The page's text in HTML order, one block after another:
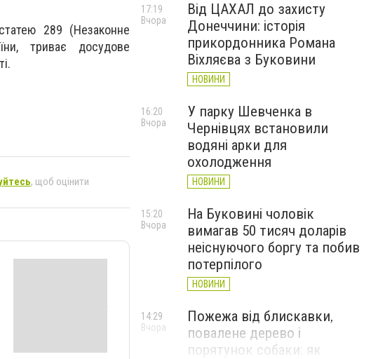
289 (Незаконне
триває досудове
, щоб оцінити
Від ЦАХАЛ до захисту
Донеччини: історія
прикордонника Романа
Віхляєва з Буковини
НОВИНИ
17:19
Вчора
У парку Шевченка в
Чернівцях встановили
водяні арки для
охолодження
НОВИНИ
16:20
Вчора
На Буковині чоловік
вимагав 50 тисяч доларів
неіснуючого боргу та побив
потерпілого
НОВИНИ
15:20
Вчора
Пожежа від блискавки,
повалене дерево і
порятунок собаки: як
14:29
Вчора